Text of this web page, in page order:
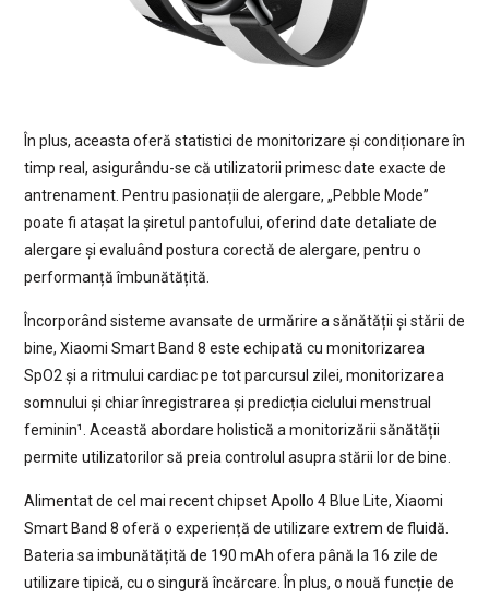
În plus, aceasta oferă statistici de monitorizare și condiționare în
timp real, asigurându-se că utilizatorii primesc date exacte de
antrenament. Pentru pasionații de alergare, „Pebble Mode”
poate fi atașat la șiretul pantofului, oferind date detaliate de
alergare și evaluând postura corectă de alergare, pentru o
performanță îmbunătățită.
Încorporând sisteme avansate de urmărire a sănătății și stării de
bine, Xiaomi Smart Band 8 este echipată cu monitorizarea
SpO2 și a ritmului cardiac pe tot parcursul zilei, monitorizarea
somnului și chiar înregistrarea și predicția ciclului menstrual
feminin¹. Această abordare holistică a monitorizării sănătății
permite utilizatorilor să preia controlul asupra stării lor de bine.
Alimentat de cel mai recent chipset Apollo 4 Blue Lite, Xiaomi
Smart Band 8 oferă o experiență de utilizare extrem de fluidă.
Bateria sa imbunătățită de 190 mAh ofera până la 16 zile de
utilizare tipică, cu o singură încărcare. În plus, o nouă funcție de